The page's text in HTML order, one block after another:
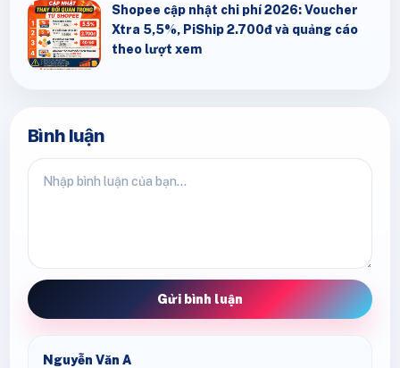
Shopee cập nhật chi phí 2026: Voucher
Xtra 5,5%, PiShip 2.700đ và quảng cáo
theo lượt xem
Bình luận
Gửi bình luận
Nguyễn Văn A